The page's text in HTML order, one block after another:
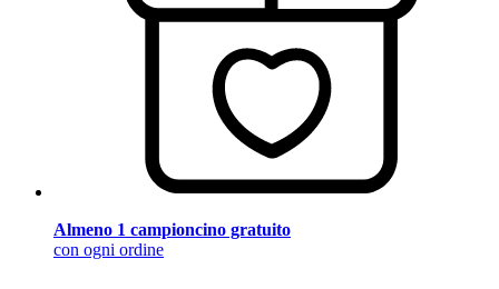
Almeno 1 campioncino gratuito
con ogni ordine